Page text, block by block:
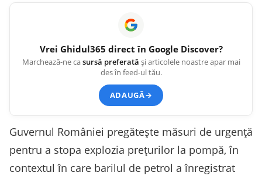
Vrei Ghidul365 direct în Google Discover?
Marchează-ne casursă preferată și articolele noastre apar mai
des în feed-ul tău.
ADAUGĂ→
Guvernul României pregătește măsuri de urgență
pentru a stopa explozia prețurilor la pompă, în
contextul în care barilul de petrol a înregistrat